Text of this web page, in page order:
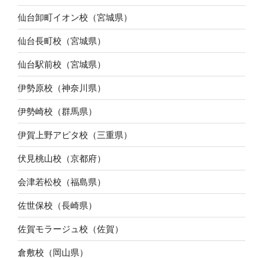
仙台卸町イオン校（宮城県）
仙台長町校（宮城県）
仙台駅前校（宮城県）
伊勢原校（神奈川県）
伊勢崎校（群馬県）
伊賀上野アピタ校（三重県）
伏見桃山校（京都府）
会津若松校（福島県）
佐世保校（長崎県）
佐賀モラージュ校（佐賀）
倉敷校（岡山県）